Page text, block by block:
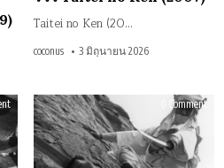
Taitei no Ken (20…
coconus 3 มิถุนายน 2026
on
Samurai
Rebellion
(1967)
0 Commenton